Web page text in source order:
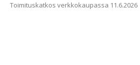
Toimituskatkos verkkokaupassa 11.6.2026